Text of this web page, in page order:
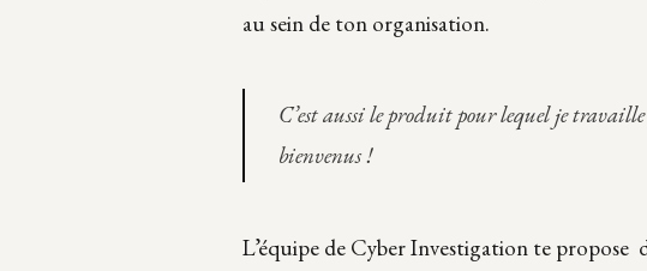
au sein de ton organisation.
C’est aussi le produit pour lequel je
bienvenus !
L’équipe de Cyber Investigation te